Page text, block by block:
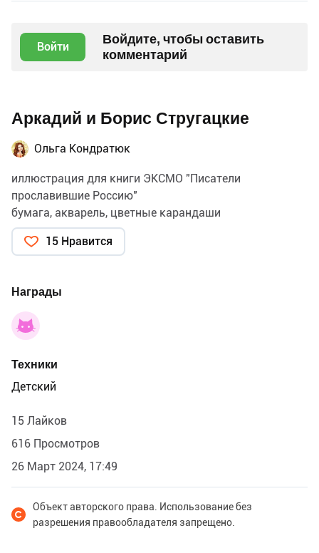
Войти
Войдите, чтобы оставить
комментарий
Аркадий и Борис Стругацкие
Ольга Кондратюк
иллюстрация для книги ЭКСМО "Писатели
прославившие Россию"
бумага, акварель, цветные карандаши
15 Нравится
Награды
Техники
Детский
15 Лайков
616 Просмотров
26 Март 2024, 17:49
Объект авторского права. Использование без
разрешения правообладателя запрещено.